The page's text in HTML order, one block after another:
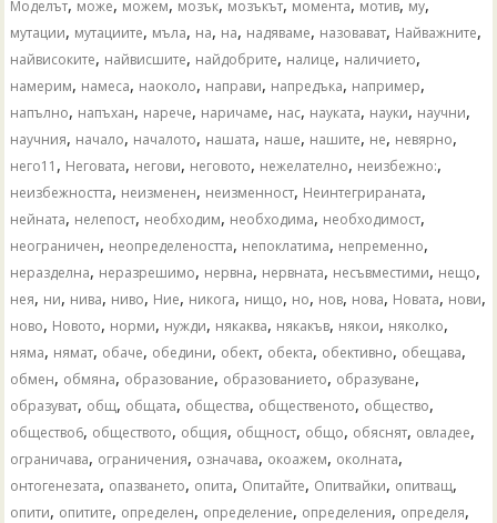
Моделът, може, можем, мозък, мозъкът, момента, мотив, му,
мутации, мутациите, мъла, на, ​​на, надяваме, назовават, Найважните,
найвисоките, найвисшите, найдобрите, налице, наличието,
намерим, намеса, наоколо, направи, напредъка, например,
напълно, напъхан, нарече, наричаме, нас, науката, науки, научни,
научния, начало, началото, нашата, наше, нашите, не, невярно,
него11 , Неговата, негови, неговото, нежелателно, неизбежно:,
неизбежността, неизменен, неизменност, Неинтегрираната,
нейната, нелепост, необходим, необходима, необходимост,
неограничен, неопределеността, непоклатима, непременно,
неразделна, неразрешимо, нервна, нервната, несъвместими, нещо,
нея, ни, нива, ниво, Ние, никога, нищо, но, нов, нова, Новата, нови,
ново, Новото, норми, нужди, някаква, някакъв, някои, няколко,
няма, нямат, обаче, обедини, обект, обекта, обективно, обещава,
обмен, обмяна, образование, образованието, образуване,
образуват, общ, общата, общества, общественото, общество,
общество6, обществото, общия, общност, общо, обяснят, овладее,
ограничава, ограничения, означава, окоажем, околната,
онтогенезата, опазването, опита, Опитайте, Опитвайки, опитващ,
опити, опитите, определен, определение, определения, определя,